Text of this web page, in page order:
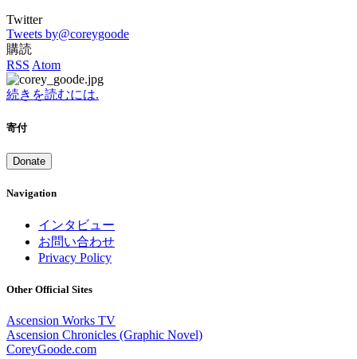
Twitter
Tweets by@coreygoode
購読
RSS Atom
続きを読むには.
寄付
Donate
Navigation
インタビュー
お問い合わせ
Privacy Policy
Other Official Sites
Ascension Works TV
Ascension Chronicles (Graphic Novel)
CoreyGoode.com